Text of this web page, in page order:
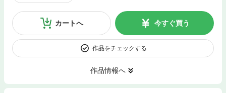
カートへ 今すぐ買う
作品をチェックする
作品情報へ